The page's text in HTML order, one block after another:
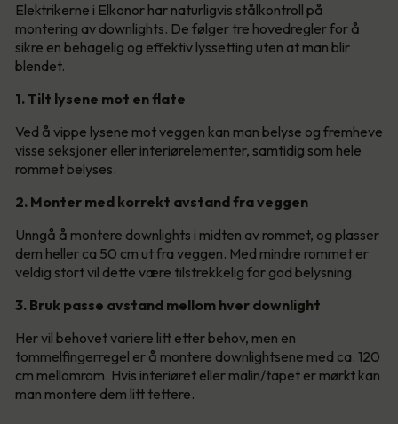
Elektrikerne i Elkonor har naturligvis stålkontroll på
montering av downlights. De følger tre hovedregler for å
sikre en behagelig og effektiv lyssetting uten at man blir
blendet.
1. Tilt lysene mot en flate
Ved å vippe lysene mot veggen kan man belyse og fremheve
visse seksjoner eller interiørelementer, samtidig som hele
rommet belyses.
2. Monter med korrekt avstand fra veggen
Unngå å montere downlights i midten av rommet, og plasser
dem heller ca 50 cm ut fra veggen. Med mindre rommet er
veldig stort vil dette være tilstrekkelig for god belysning.
3. Bruk passe avstand mellom hver downlight
Her vil behovet variere litt etter behov, men en
tommelfingerregel er å montere downlightsene med ca. 120
cm mellomrom. Hvis interiøret eller malin/tapet er mørkt kan
man montere dem litt tettere.